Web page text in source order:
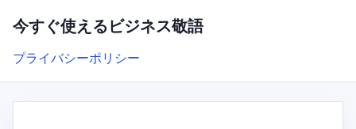
今すぐ使えるビジネス敬語
プライバシーポリシー